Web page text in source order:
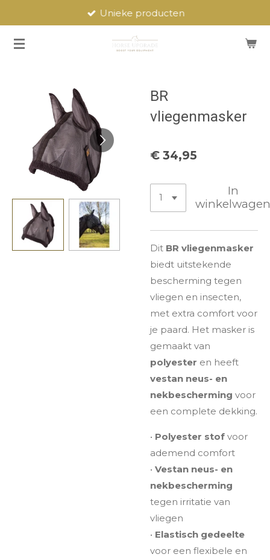
naar
Unieke producten
BR
vliegenmasker
€ 34,95
In
Dit BR vliegenmasker
biedt uitstekende
bescherming tegen
vliegen en insecten,
met extra comfort voor
je paard. Het masker is
gemaakt van
polyester en heeft
vestan neus- en
nekbescherming voor
een complete dekking.
• Polyester stof voor
ademend comfort
• Vestan neus- en
nekbescherming
tegen irritatie van
vliegen
• Elastisch gedeelte
voor een flexibele en